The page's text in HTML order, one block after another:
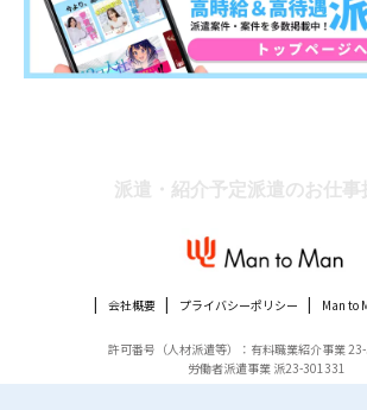
派遣・紹介予定派遣のお仕事
会社概要 プライバシーポリシー Man to
許可番号（人材派遣等）：有料職業紹介事業
労働者派遣事業 派23-301331